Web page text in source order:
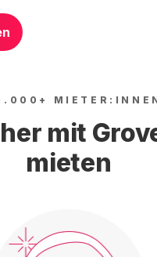
mit
mieten